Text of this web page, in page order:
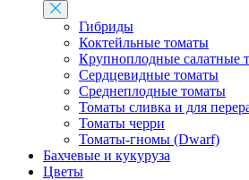
Гибриды
Коктейльные томаты
Крупноплодные салатные
Сердцевидные томаты
Среднеплодные томаты
Томаты сливка и для
Томаты черри
Томаты-гномы (Dwarf)
Бахчевые и кукуруза
Цветы